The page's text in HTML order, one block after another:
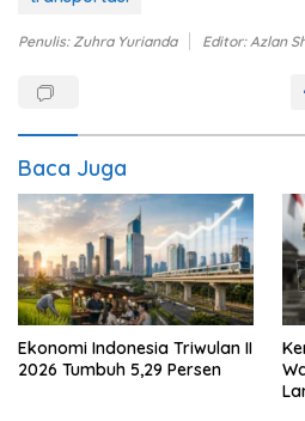
Penulis: Zuhra Yurianda Editor: Azlan
Baca Juga
Ekonomi Indonesia Triwulan II
2026 Tumbuh 5,29 Persen